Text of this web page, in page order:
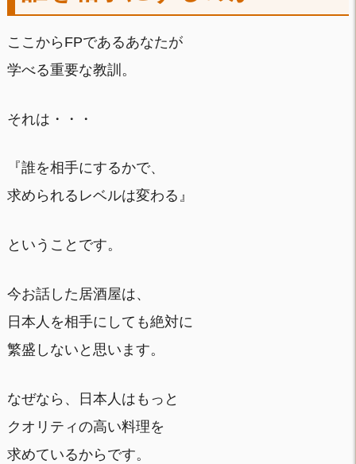
ここからFPであるあなたが
学べる重要な教訓。
それは・・・
『誰を相手にするかで、
求められるレベルは変わる』
ということです。
今お話した居酒屋は、
日本人を相手にしても絶対に
繁盛しないと思います。
なぜなら、日本人はもっと
クオリティの高い料理を
求めているからです。